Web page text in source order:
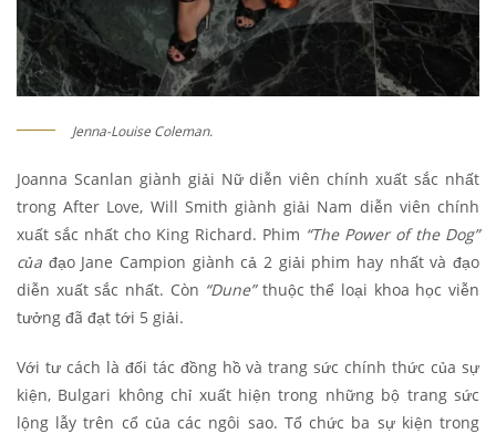
Jenna-Louise Coleman.
Joanna Scanlan giành giải Nữ diễn viên chính xuất sắc nhất
trong After Love, Will Smith giành giải Nam diễn viên chính
xuất sắc nhất cho King Richard. Phim “The Power of the Dog”
của đạo Jane Campion giành cả 2 giải phim hay nhất và đạo
diễn xuất sắc nhất. Còn “Dune”thuộc thể loại khoa học viễn
tưởng đã đạt tới 5 giải.
Với tư cách là đối tác đồng hồ và trang sức chính thức của sự
kiện, Bulgari không chỉ xuất hiện trong những bộ trang sức
lộng lẫy trên cổ của các ngôi sao. Tổ chức ba sự kiện trong